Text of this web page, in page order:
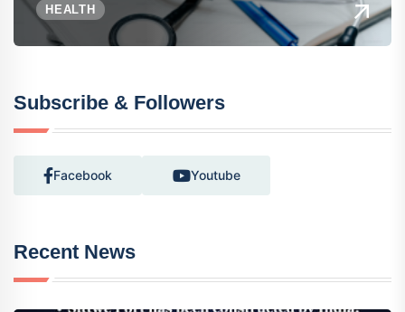
HEALTH
Subscribe & Followers
Facebook Youtube
Recent News